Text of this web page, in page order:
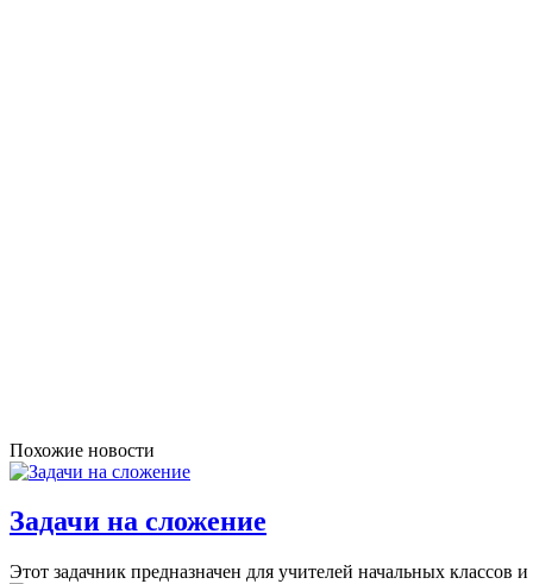
Похожие новости
Задачи на сложение
Этот задачник предназначен для учителей начальных